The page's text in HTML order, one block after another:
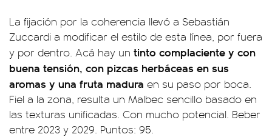
La fijación por la coherencia llevó a Sebastián
Zuccardi a modificar el estilo de esta línea, por fuera
y por dentro. Acá hay un tinto complaciente y con
buena tensión, con pizcas herbáceas en sus
aromas y una fruta madura en su paso por boca.
Fiel a la zona, resulta un Malbec sencillo basado en
las texturas unificadas. Con mucho potencial. Beber
entre 2023 y 2029. Puntos: 95.